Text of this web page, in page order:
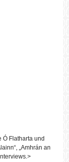
Flatharta und
„Amhrán an